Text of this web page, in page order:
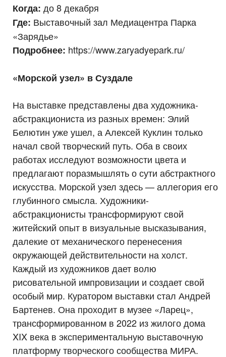
Когда: до 8 декабря
Где: Выставочный зал Медиацентра Парка
«Зарядье»
Подробнее: https://www.zaryadyepark.ru/
«Морской узел» в Суздале
На выставке представлены два художника-
абстракциониста из разных времен: Элий
Белютин уже ушел, а Алексей Куклин только
начал свой творческий путь. Оба в своих
работах исследуют возможности цвета и
предлагают поразмышлять о сути абстрактного
искусства. Морской узел здесь — аллегория его
глубинного смысла. Художники-
абстракционисты трансформируют свой
житейский опыт в визуальные высказывания,
далекие от механического перенесения
окружающей действительности на холст.
Каждый из художников дает волю
рисовательной импровизации и создает свой
особый мир. Куратором выставки стал Андрей
Бартенев. Она проходит в музее «Ларец»,
трансформированном в 2022 из жилого дома
XIX века в экспериментальную выставочную
платформу творческого сообщества МИРА.